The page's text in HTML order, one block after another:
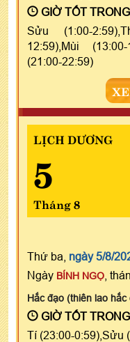
GIỜ TỐT
Sửu (1:00-
12:59),Mùi (13:00-
(21:00-22:59)
LỊCH DƯƠNG
5
Tháng 8
Thứ ba, ngày 5/8/
Ngày BÍNH NGỌ ,
Hắc đạo (thiên lao hắc
GIỜ TỐT
Tí (23:00-0:59),Sửu